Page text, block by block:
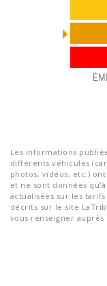
Les informations
différents véhicules
photos, vidéos, etc.)
et ne sont données
actualisées sur les
décrits sur le site
vous renseigner